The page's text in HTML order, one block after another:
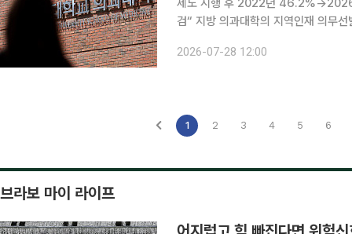
제도 시행 후 2022년 46.2%→2026
검“ 지방 의과대학의 지역인재 의무선발 제도 시행 이후 지역인재 선발 비율이 60%에 육박한 것으
다. 교육부는 28일 '2026학년도 지
2026-07-28 12:00
1 2 3 4 5 6
브라보 마이 라이프